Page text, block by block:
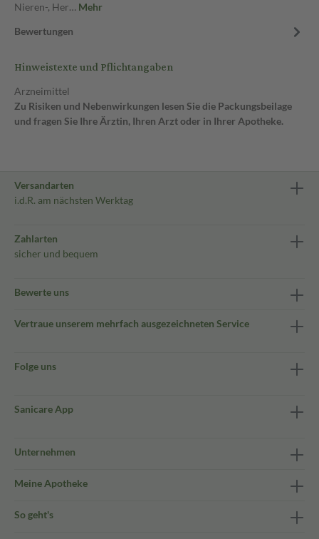
Nieren-, Her… Mehr
Bewertungen
Hinweistexte und Pflichtangaben
Arzneimittel
Zu Risiken und Nebenwirkungen lesen Sie die Packungsbeilage
und fragen Sie Ihre Ärztin, Ihren Arzt oder in Ihrer Apotheke.
Versandarten
i.d.R. am nächsten Werktag
Zahlarten
sicher und bequem
Bewerte uns
Vertraue unserem mehrfach ausgezeichneten Service
Folge uns
Sanicare App
Unternehmen
Meine Apotheke
So geht's